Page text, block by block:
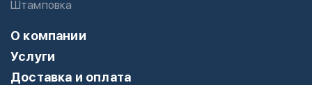
Штамповка
О компании
Услуги
Доставка и оплата